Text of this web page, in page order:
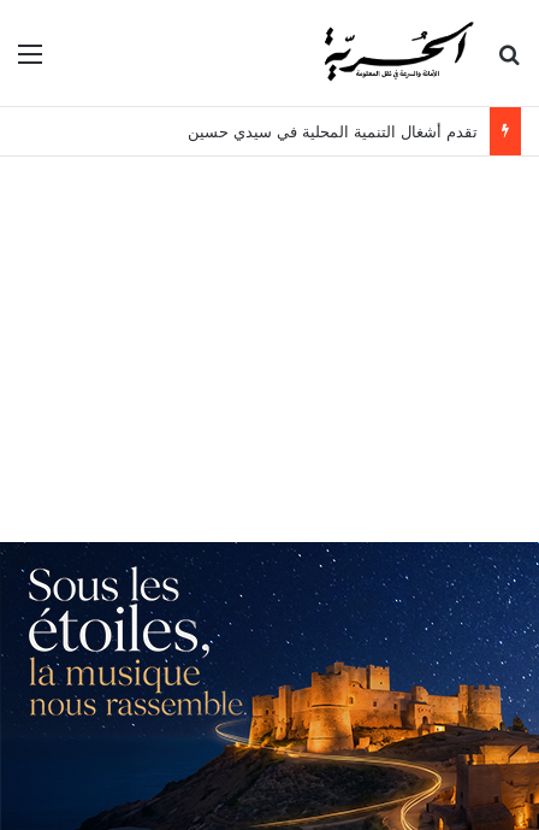
بحث عن
تقدم أشغال التنمية المحلية في سيدي حسين